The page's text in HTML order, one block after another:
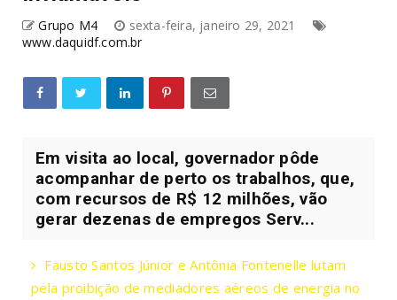
Grupo M4
sexta-feira, janeiro 29, 2021
www.daquidf.com.br
Em visita ao local, governador pôde
acompanhar de perto os trabalhos, que,
com recursos de R$ 12 milhões, vão
gerar dezenas de empregos Serv...
Fausto Santos Júnior e Antônia Fontenelle lutam
pela proibição de mediadores aéreos de energia no